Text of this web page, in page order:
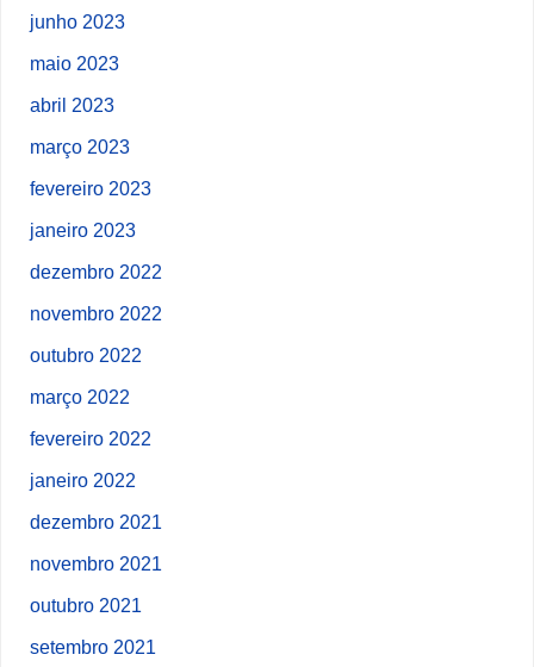
junho 2023
maio 2023
abril 2023
março 2023
fevereiro 2023
janeiro 2023
dezembro 2022
novembro 2022
outubro 2022
março 2022
fevereiro 2022
janeiro 2022
dezembro 2021
novembro 2021
outubro 2021
setembro 2021